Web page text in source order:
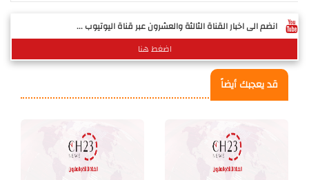
انضم الى اخبار القناة الثالثة والعشرون عبر قناة اليوتيوب ...
اضغط هنا
قد يعجبك أيضاً